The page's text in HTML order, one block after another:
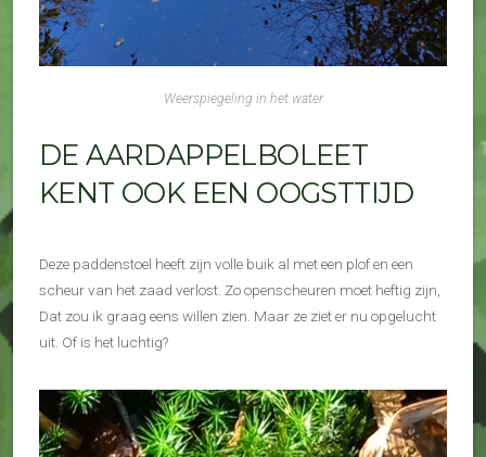
Weerspiegeling in het water
DE AARDAPPELBOLEET
KENT OOK EEN OOGSTTIJD
Deze paddenstoel heeft zijn volle buik al met een plof en een
scheur van het zaad verlost. Zo openscheuren moet heftig zijn,
Dat zou ik graag eens willen zien. Maar ze ziet er nu opgelucht
uit. Of is het luchtig?